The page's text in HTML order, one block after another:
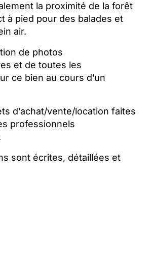
la proximité de la forêt
à pied pour des balades et
air.
de photos
et de toutes les
ce bien au cours d’un
d’achat/vente/location faites
professionnels
sont écrites, détaillées et